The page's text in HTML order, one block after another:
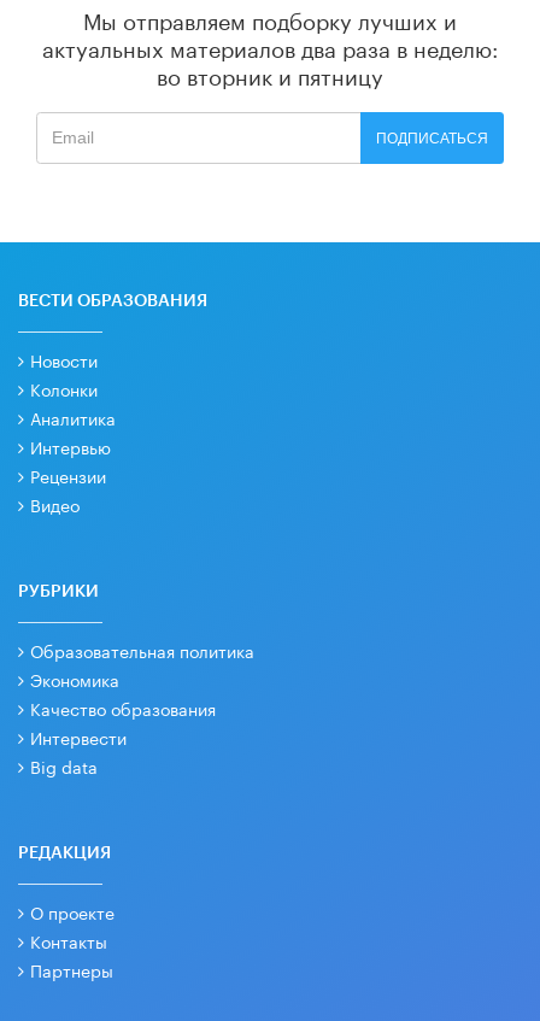
Мы отправляем подборку лучших и
актуальных материалов два раза в неделю:
во вторник и пятницу
ПОДПИСАТЬСЯ
ВЕСТИ ОБРАЗОВАНИЯ
Новости
Колонки
Аналитика
Интервью
Рецензии
Видео
РУБРИКИ
Образовательная политика
Экономика
Качество образования
Интервести
Big data
РЕДАКЦИЯ
О проекте
Контакты
Партнеры